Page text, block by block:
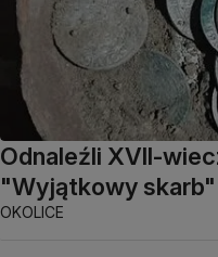
Odnaleźli XVII-
"Wyjątkowy skarb"
OKOLICE